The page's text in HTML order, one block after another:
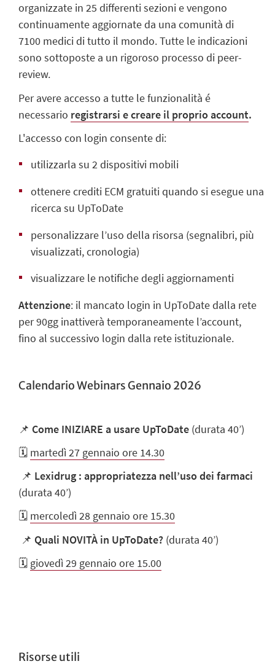
organizzate in 25 differenti sezioni e vengono
continuamente aggiornate da una comunità di
7100 medici di tutto il mondo. Tutte le indicazioni
sono sottoposte a un rigoroso processo di peer-
review.
Per avere accesso a tutte le funzionalità é
necessario registrarsi e creare il proprio account.
L'accesso con login consente di:
utilizzarla su 2 dispositivi mobili
ottenere crediti ECM gratuiti quando si esegue una
ricerca su UpToDate
personalizzare l’uso della risorsa (segnalibri, più
visualizzati, cronologia)
visualizzare le notifiche degli aggiornamenti
Attenzione: il mancato login in UpToDate dalla rete
per 90gg inattiverà temporaneamente l’account,
fino al successivo login dalla rete istituzionale.
Calendario Webinars Gennaio 2026
📌 Come INIZIARE a usare UpToDate (durata 40’)
🗓️ martedì 27 gennaio ore 14.30
📌 Lexidrug : appropriatezza nell’uso dei farmaci
(durata 40’)
🗓️ mercoledì 28 gennaio ore 15.30
📌 Quali NOVITÀ in UpToDate? (durata 40’)
🗓️ giovedì 29 gennaio ore 15.00
Risorse utili